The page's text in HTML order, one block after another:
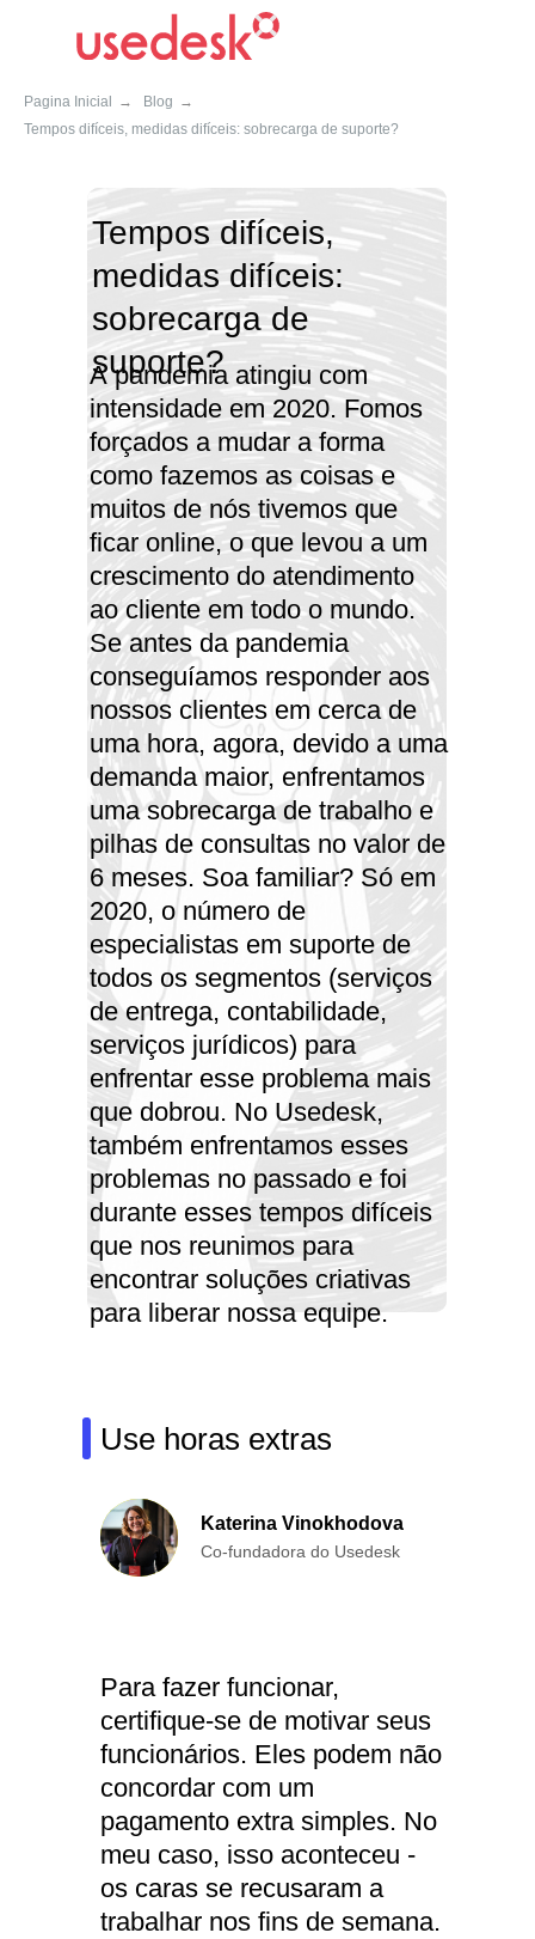
Pagina Inicial → Blog →
Tempos difíceis, medidas difíceis: sobrecarga de suporte?
A pandemia atingiu com
intensidade em 2020. Fomos
forçados a mudar a forma
como fazemos as coisas e
muitos de nós tivemos que
ficar online, o que levou a um
crescimento do atendimento
ao cliente em todo o mundo.
Se antes da pandemia
conseguíamos responder aos
nossos clientes em cerca de
uma hora, agora, devido a uma
demanda maior, enfrentamos
uma sobrecarga de trabalho e
pilhas de consultas no valor de
6 meses. Soa familiar? Só em
2020, o número de
especialistas em suporte de
todos os segmentos (serviços
de entrega, contabilidade,
serviços jurídicos) para
enfrentar esse problema mais
que dobrou. No Usedesk,
também enfrentamos esses
problemas no passado e foi
durante esses tempos difíceis
que nos reunimos para
encontrar soluções criativas
para liberar nossa equipe.
isso.
Tempos difíceis,
medidas difíceis:
sobrecarga de
suporte?
Use horas extras
Para fazer funcionar,
certifique-se de motivar seus
funcionários. Eles podem não
concordar com um
pagamento extra simples. No
meu caso, isso aconteceu -
os caras se recusaram a
trabalhar nos fins de semana.
Katerina Vinokhodova
Co-fundadora do Usedesk